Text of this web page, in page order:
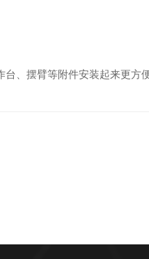
摆臂等附件安装起来更方